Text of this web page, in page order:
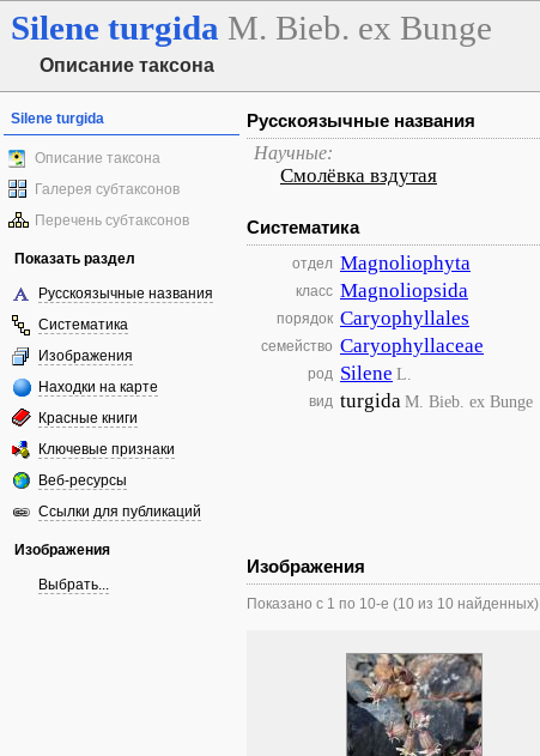
Silene turgida M. Bieb. ex Bunge
Описание таксона
Silene turgida
Описание таксона
Галерея субтаксонов
Перечень субтаксонов
Показать раздел
Русскоязычные названия
Систематика
Изображения
Находки на карте
Красные книги
Ключевые признаки
Веб-ресурсы
Ссылки для публикаций
Изображения
Выбрать...
Русскоязычные названия
Научные:
Смолёвка вздутая
Систематика
отдел Magnoliophyta
класс Magnoliopsida
порядок Caryophyllales
семейство Caryophyllaceae
род Silene L.
вид turgidaM. Bieb. ex Bunge
Изображения
Показано с 1 по 10-е (10 из 10 найденных)